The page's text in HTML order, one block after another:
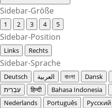
Sidebar-Größe
1 2 3 4 5
Sidebar-Position
Links Rechts
Sidebar-Sprache
Deutsch العربية বাংলা Dansk
עִבְרִית
हिन्दी Bahasa Indonesia
Nederlands
Português Русский